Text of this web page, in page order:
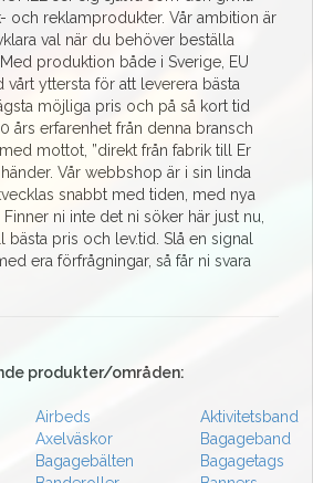
och reklamprodukter. Vår ambition är
val när du behöver beställa
produktion både i Sverige, EU
vårt yttersta för att leverera bästa
möjliga pris och på så kort tid
års erfarenhet från denna bransch
mottot, ”direkt från fabrik till Er
Vår webbshop är i sin linda
snabbt med tiden, med nya
ni inte det ni söker här just nu,
bästa pris och lev.tid. Slå en signal
era förfrågningar, så får ni svara
produkter/områden:
Airbeds
Aktivitetsband
Axelväskor
Bagageband
Bagagebälten
Bagagetags